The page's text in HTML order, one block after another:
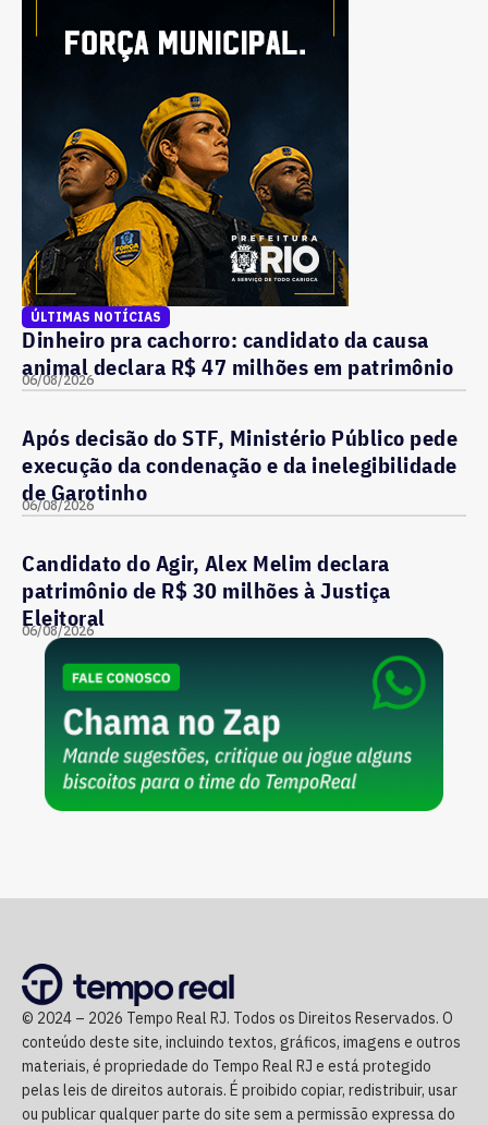
ÚLTIMAS NOTÍCIAS
Dinheiro pra cachorro: candidato da causa
animal declara R$ 47 milhões em patrimônio
06/08/2026
Após decisão do STF, Ministério Público pede
execução da condenação e da inelegibilidade
de Garotinho
06/08/2026
Candidato do Agir, Alex Melim declara
patrimônio de R$ 30 milhões à Justiça
Eleitoral
06/08/2026
© 2024 – 2026 Tempo Real RJ. Todos os Direitos Reservados. O
conteúdo deste site, incluindo textos, gráficos, imagens e outros
materiais, é propriedade do Tempo Real RJ e está protegido
pelas leis de direitos autorais. É proibido copiar, redistribuir, usar
ou publicar qualquer parte do site sem a permissão expressa do